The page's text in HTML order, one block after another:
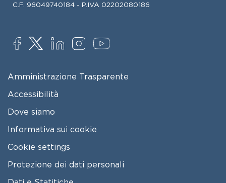
C.F. 96049740184 - P.IVA 02202080186
SOCIAL
FOOTER MENU
Amministrazione Trasparente
Accessibilità
Dove siamo
Informativa sui cookie
Cookie settings
Protezione dei dati personali